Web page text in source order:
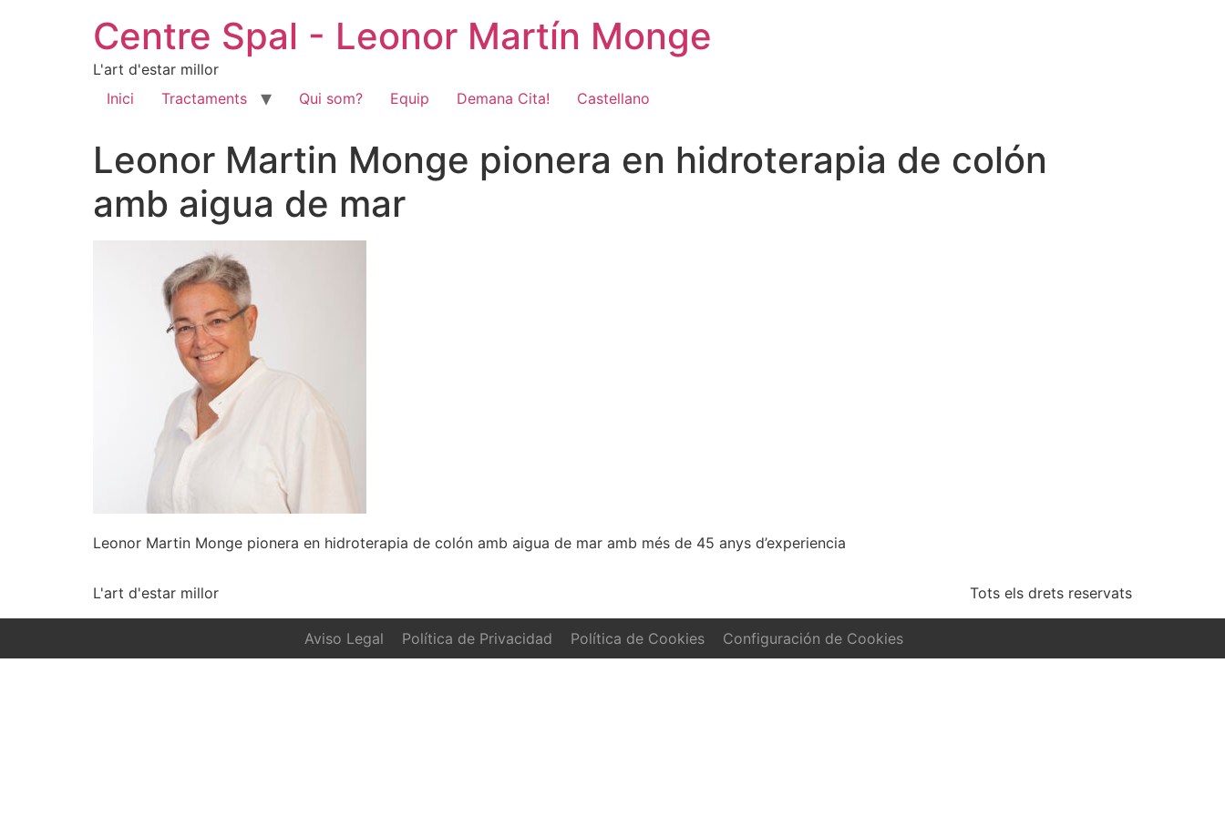
Centre Spal - Leonor Martín Monge
L'art d'estar millor
Inici
Tractaments Qui som? Equip Demana Cita! Castellano
Leonor Martin Monge pionera en hidroterapia de colón
amb aigua de mar
Leonor Martin Monge pionera en hidroterapia de colón amb aigua de mar amb més de 45 anys d’experiencia
L'art d'estar millor Tots els drets reservats
Aviso Legal Política de Privacidad Política de Cookies Configuración de Cookies